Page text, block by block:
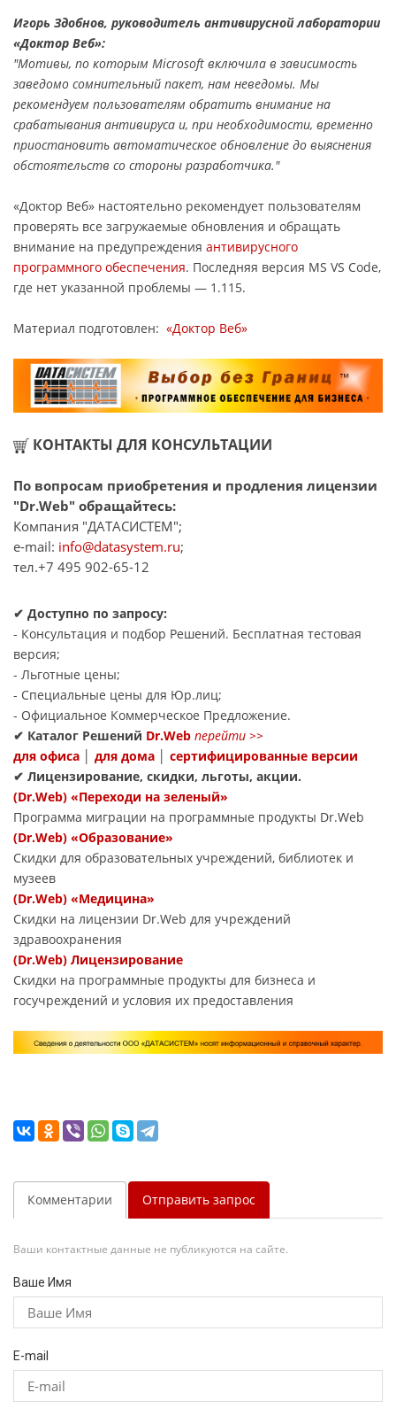
Игорь Здобнов, руководитель антивирусной лаборатории
«Доктор Веб»:
"Мотивы, по которым Microsoft включила в зависимость
заведомо сомнительный пакет, нам неведомы. Мы
рекомендуем пользователям обратить внимание на
срабатывания антивируса и, при необходимости, временно
приостановить автоматическое обновление до выяснения
обстоятельств со стороны разработчика."
«Доктор Веб» настоятельно рекомендует пользователям
проверять все загружаемые обновления и обращать
внимание на предупреждения антивирусного
программного обеспечения. Последняя версия MS VS Code,
где нет указанной проблемы — 1.115.
Материал подготовлен: «Доктор Веб»
КОНТАКТЫ ДЛЯ КОНСУЛЬТАЦИИ
По вопросам приобретения и продления лицензии
"Dr.Web" обращайтесь:
Компания "ДАТАСИСТЕМ";
e-mail: info@datasystem.ru;
тел.+7 495 902-65-12
✔ Доступно по запросу:
- Консультация и подбор Решений. Бесплатная тестовая
версия;
- Льготные цены;
- Специальные цены для Юр.лиц;
- Официальное Коммерческое Предложение.
✔ Каталог Решений Dr.Web перейти >>
для офиса
для дома
сертифицированные версии
✔ Лицензирование, скидки, льготы, акции.
(Dr.Web) «Переходи на зеленый»
Программа миграции на программные продукты Dr.Web
(Dr.Web) «Образование»
Скидки для образовательных учреждений, библиотек и
музеев
(Dr.Web) «Медицина»
Скидки на лицензии Dr.Web для учреждений
здравоохранения
(Dr.Web) Лицензирование
Скидки на программные продукты для бизнеса и
госучреждений и условия их предоставления
Комментарии Отправить запрос
Ваши контактные данные не публикуются на сайте.
Ваше Имя
E-mail